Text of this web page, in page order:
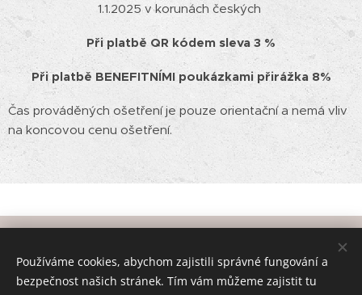
1.1.2025 v korunách českých
Při platbě QR kódem sleva 3 %
Při platbě BENEFITNÍMI poukázkami přirážka 8%
Čas prováděných ošetření je pouze orientační a nemá vliv
na koncovou cenu ošetření.
materiál na tomto webu je chráněn autorským právem a nesmí
být kopírován a využíván bez souhlasu společnosti. Kdokoli
takto učiní vystavuje se riziku postihu dle paragrafu
Používáme cookies, abychom zajistili správné fungování a
bezpečnost našich stránek. Tím vám můžeme zajistit tu